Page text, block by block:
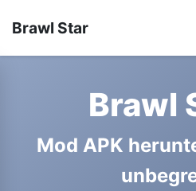
Brawl Star
Brawl
Mod APK